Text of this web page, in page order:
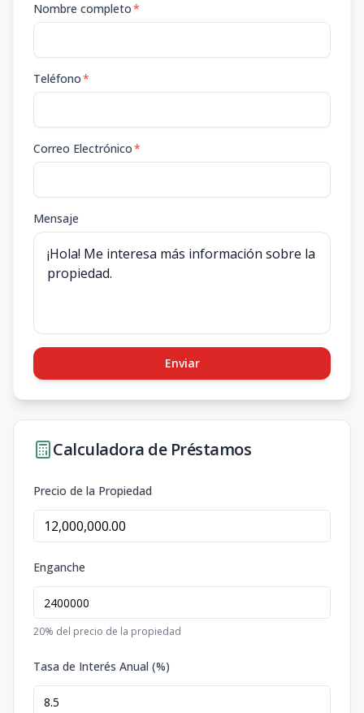
Nombre completo*
Teléfono*
Correo Electrónico*
Mensaje
Enviar
Calculadora de Préstamos
Precio de la Propiedad
Enganche
20% del precio de la propiedad
Tasa de Interés Anual (%)